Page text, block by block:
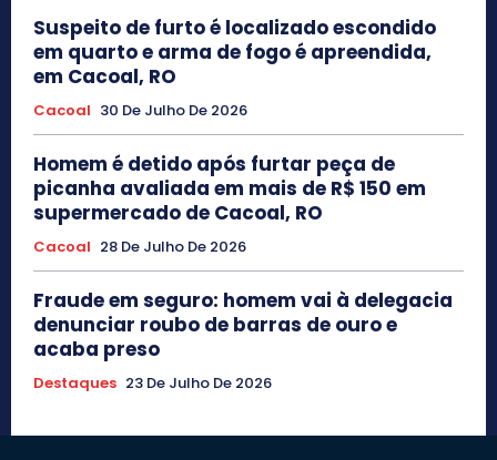
Suspeito de furto é localizado escondido
em quarto e arma de fogo é apreendida,
em Cacoal, RO
Cacoal 30 De Julho De 2026
Homem é detido após furtar peça de
picanha avaliada em mais de R$ 150 em
supermercado de Cacoal, RO
Cacoal 28 De Julho De 2026
Fraude em seguro: homem vai à delegacia
denunciar roubo de barras de ouro e
acaba preso
Destaques 23 De Julho De 2026